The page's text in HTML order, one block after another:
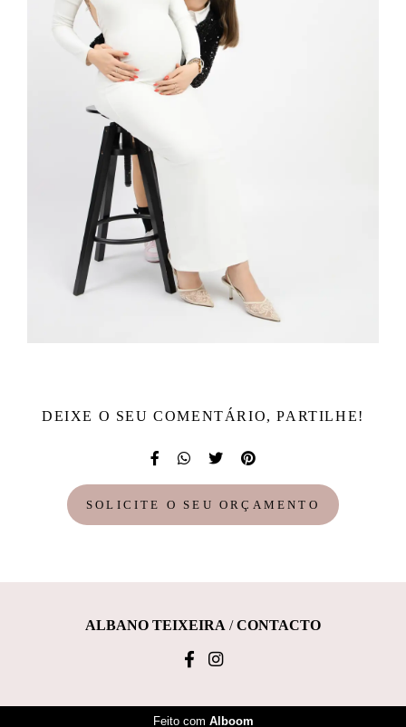
DEIXE O SEU COMENTÁRIO, PARTILHE!
SOLICITE O SEU ORÇAMENTO
ALBANO TEIXEIRA /CONTACTO
Feito com Alboom